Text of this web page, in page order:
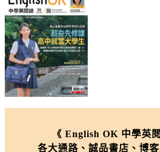
《 English OK 中學英
各大通路、誠品書店、博客